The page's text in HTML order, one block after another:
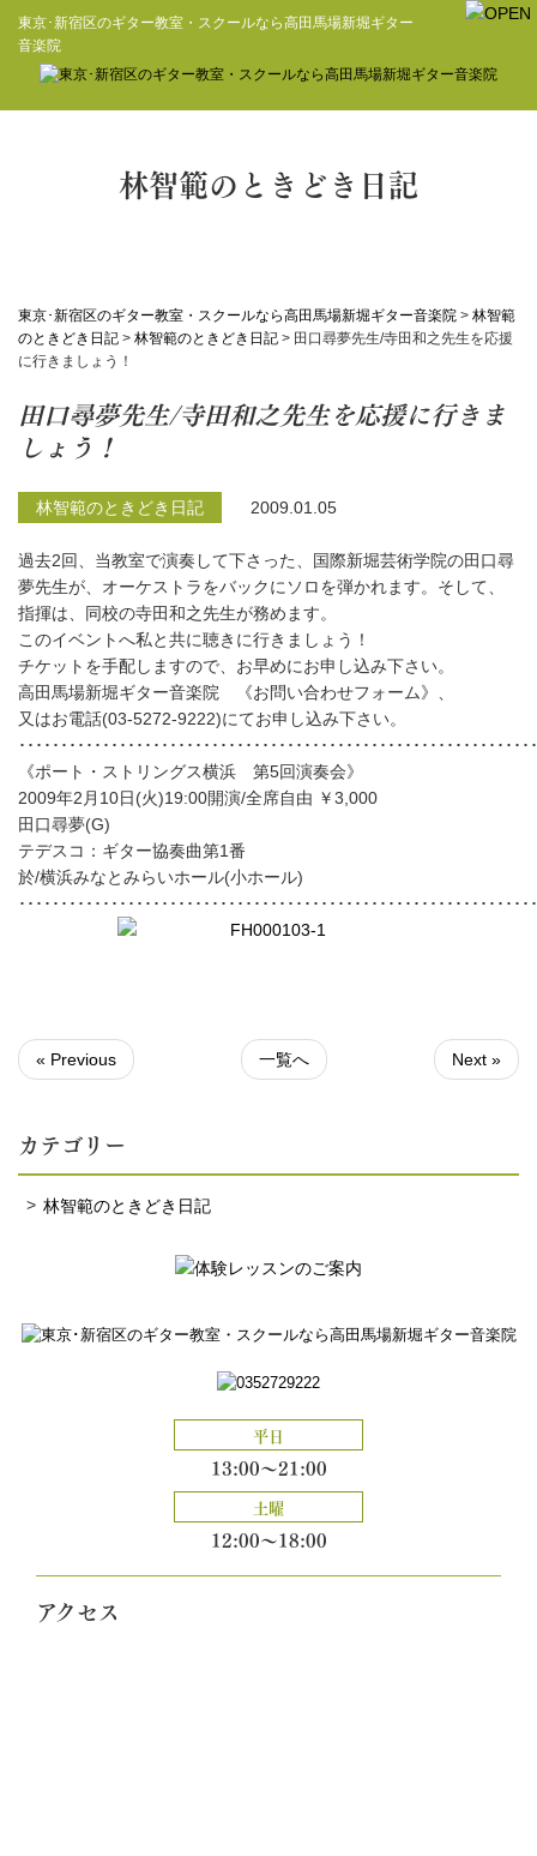
東京･新宿区のギター教室・スクールなら高田馬場新堀ギター
音楽院
林智範のときどき日記
東京･新宿区のギター教室・スクールなら高田馬場新堀ギター音楽院 > 林智範
のときどき日記 > 林智範のときどき日記 > 田口尋夢先生/寺田和之先生を応援
に行きましょう！
田口尋夢先生/寺田和之先生を応援に行きま
しょう！
林智範のときどき日記 2009.01.05
過去2回、当教室で演奏して下さった、国際新堀芸術学院の田口尋
夢先生が、オーケストラをバックにソロを弾かれます。そして、
指揮は、同校の寺田和之先生が務めます。
このイベントへ私と共に聴きに行きましょう！
チケットを手配しますので、お早めにお申し込み下さい。
高田馬場新堀ギター音楽院 《お問い合わせフォーム》、
又はお電話(03-5272-9222)にてお申し込み下さい。
･････････････････････････････････････････････････････････････
《ポート・ストリングス横浜 第5回演奏会》
2009年2月10日(火)19:00開演/全席自由 ￥3,000
田口尋夢(G)
テデスコ：ギター協奏曲第1番
於/横浜みなとみらいホール(小ホール)
･････････････････････････････････････････････････････････････
« Previous 一覧へ Next »
カテゴリー
林智範のときどき日記
平日
13:00～21:00
土曜
12:00～18:00
アクセス